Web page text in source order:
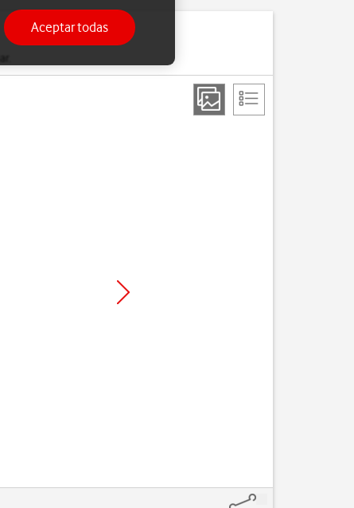
Aceptar todas